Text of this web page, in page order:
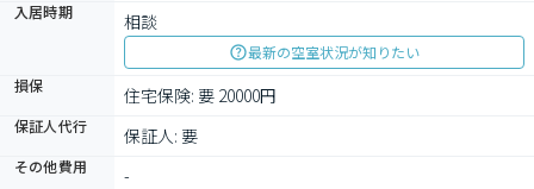
入居時期
相談
最新の空室状況が知りたい
損保
住宅保険: 要 20000円
保証人代行 保証人: 要
その他費用 -